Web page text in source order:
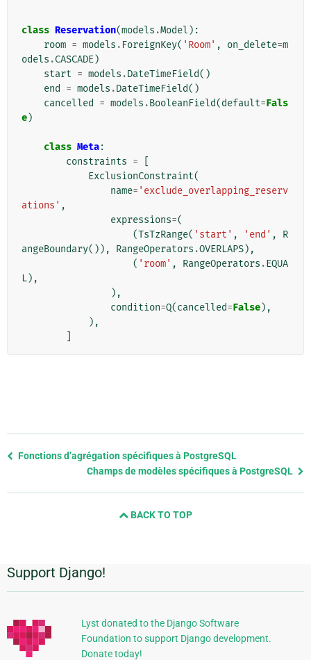
class Reservation(models .Model ):
room = models . ForeignKey( 'Room' , on_delete=m
odels .CASCADE)
start = models .DateTimeField()
end
= models .DateTimeField()
cancelled
= models .BooleanField(default=Fals
e)
class Meta:
constraints =
ExclusionConstraint(
name= 'exclude_overlapping_reserv
ations' ,
expressions=(
(TsTzRange( 'start' , 'end' ,
R
angeBoundary()), RangeOperators .OVERLAPS),
( 'room' , RangeOperators .EQUA
L),
),
condition=Q(cancelled=False),
),
Previous
Fonctions d’agrégation spécifiques à PostgreSQL
Champs de modèles spécifiques à PostgreSQL
BACK TO TOP
Informations
supplémentaires
Support Django!
Lyst donated to the Django Software
Foundation to support Django development.
Donate today!